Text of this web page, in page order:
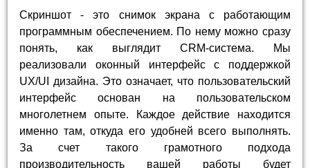
Скриншот - это снимок экрана с работающим
программным обеспечением. По нему можно сразу
понять, как выглядит CRM-система. Мы
реализовали оконный интерфейс с поддержкой
UX/UI дизайна. Это означает, что пользовательский
интерфейс основан на пользовательском
многолетнем опыте. Каждое действие находится
именно там, откуда его удобней всего выполнять.
За счет такого грамотного подхода
производительность вашей работы будет